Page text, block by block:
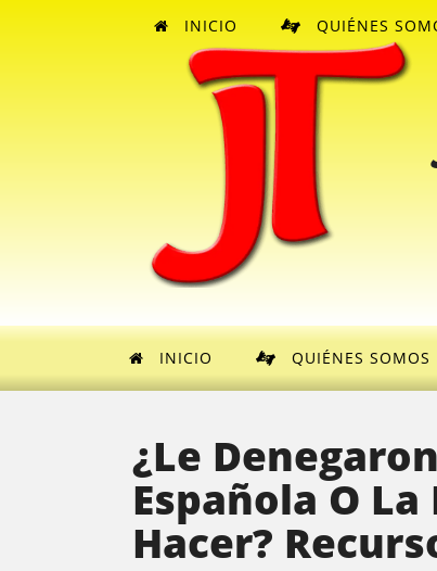
INICIO QUIÉNES SOMOS
INICIO QUIÉNES
¿Le
Española O La
Hacer?